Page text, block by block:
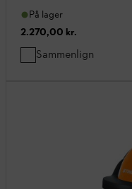
På lager
2.270,00 kr.
Sammenlign